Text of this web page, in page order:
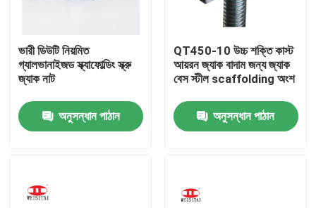
পণ্য
ভারী ডিউটি ​​নিয়মিত
গ্যালভানাইজড স্ক্যাফোল্ডিং স্ক্রু
জ্যাক নাট
অনুসন্ধান পাঠান
QT450-10 উচ্চ শক্তি কাস্ট
আয়রন জ্যাক বাদাম জন্য জ্যাক
বেস স্টীল scaffolding অংশ
অনুসন্ধান পাঠান